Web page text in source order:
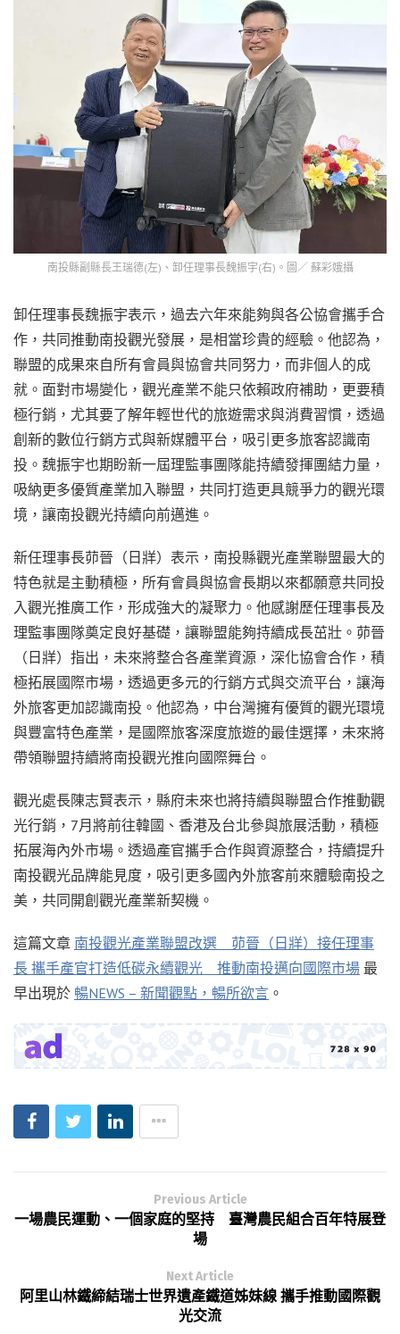
南投縣副縣長王瑞德(左)、卸任理事長魏振宇(右)。圖／ 蘇彩娥攝
卸任理事長魏振宇表示，過去六年來能夠與各公協會攜手合
作，共同推動南投觀光發展，是相當珍貴的經驗。他認為，
聯盟的成果來自所有會員與協會共同努力，而非個人的成
就。面對市場變化，觀光產業不能只依賴政府補助，更要積
極行銷，尤其要了解年輕世代的旅遊需求與消費習慣，透過
創新的數位行銷方式與新媒體平台，吸引更多旅客認識南
投。魏振宇也期盼新一屆理監事團隊能持續發揮團結力量，
吸納更多優質產業加入聯盟，共同打造更具競爭力的觀光環
境，讓南投觀光持續向前邁進。
新任理事長茆晉（日牂）表示，南投縣觀光產業聯盟最大的
特色就是主動積極，所有會員與協會長期以來都願意共同投
入觀光推廣工作，形成強大的凝聚力。他感謝歷任理事長及
理監事團隊奠定良好基礎，讓聯盟能夠持續成長茁壯。茆晉
（日牂）指出，未來將整合各產業資源，深化協會合作，積
極拓展國際市場，透過更多元的行銷方式與交流平台，讓海
外旅客更加認識南投。他認為，中台灣擁有優質的觀光環境
與豐富特色產業，是國際旅客深度旅遊的最佳選擇，未來將
帶領聯盟持續將南投觀光推向國際舞台。
觀光處長陳志賢表示，縣府未來也將持續與聯盟合作推動觀
光行銷，7月將前往韓國、香港及台北參與旅展活動，積極
拓展海內外市場。透過產官攜手合作與資源整合，持續提升
南投觀光品牌能見度，吸引更多國內外旅客前來體驗南投之
美，共同開創觀光產業新契機。
這篇文章 南投觀光產業聯盟改選 茆晉（日牂）接任理事
長 攜手產官打造低碳永續觀光 推動南投邁向國際市場 最
早出現於 暢NEWS – 新聞觀點，暢所欲言 。
Previous Article
一場農民運動、一個家庭的堅持 臺灣農民組合百年特展登
場
Next Article
阿里山林鐵締結瑞士世界遺產鐵道姊妹線 攜手推動國際觀
光交流